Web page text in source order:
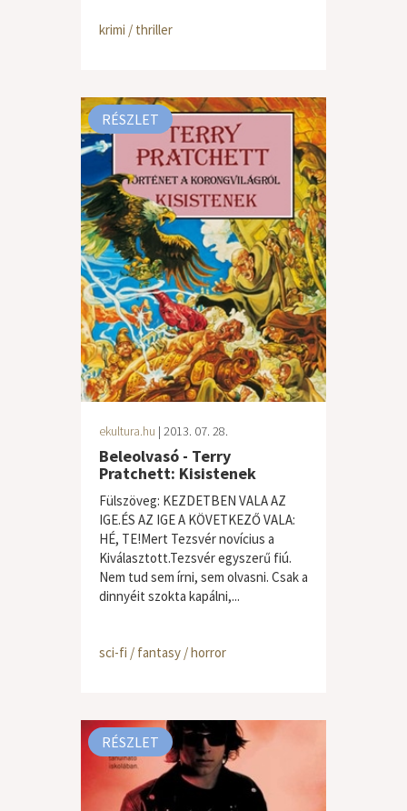
krimi / thriller
RÉSZLET
ekultura.hu | 2013. 07. 28.
Beleolvasó - Terry
Pratchett: Kisistenek
Fülszöveg: KEZDETBEN VALA AZ
IGE.ÉS AZ IGE A KÖVETKEZŐ VALA:
HÉ, TE!Mert Tezsvér novícius a
Kiválasztott.Tezsvér egyszerű fiú.
Nem tud sem írni, sem olvasni. Csak a
dinnyéit szokta kapálni,...
sci-fi / fantasy / horror
RÉSZLET